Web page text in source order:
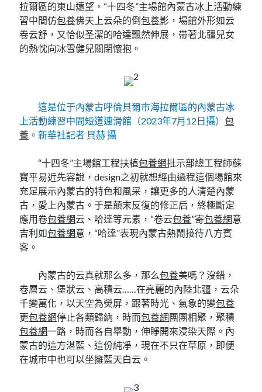
拉爾區的東山遠望，“十四冬”主場館內蒙古冰上活動練
習中間仿包養佛天上云朵的倒包養影，場館外形如云
卷云舒，又恰似圣潔的哈達飄然伸展，帶著北疆兒女
的熱忱向冰雪健兒關閉懷抱。
這是位于內蒙古呼倫貝爾市海拉爾區的內蒙古冰
上活動練習中間短道速滑館（2023年7月12日攝）包
養 。新華社記者 貝赫 攝
“十四冬”主場館工程扶植包養網批示部總工程師蘇
寶平易近先容說，design之初就想經由過程這個場館來
充足展示內蒙古的特色和風采，讓更多的人清楚內蒙
古，愛上內蒙古。于是顛末反復的修正后，終極斷定
應用卷包養網云、哈達等元素，“卷云包養”寄包養網意
吉利如包養網意，“哈達”表現內蒙古熱鬧接待八方賓
客。
內蒙古的云真就那么多，那么包養美嗎？沒錯，
卷層云、堡狀云、高積云……在亮麗的內陸北疆，云朵
千變萬化，以天空為熒屏，跟著時光、氣象的變包養
更包養網停止各類歸納，時而包養網團團相聚，聚積
包養網一路，時而各自舉動，伸睜開來浸染天際。內
蒙古的這方湛藍、這份純凈，現在不只在草原，即便
在城市中也可以坐擁藍天白云。